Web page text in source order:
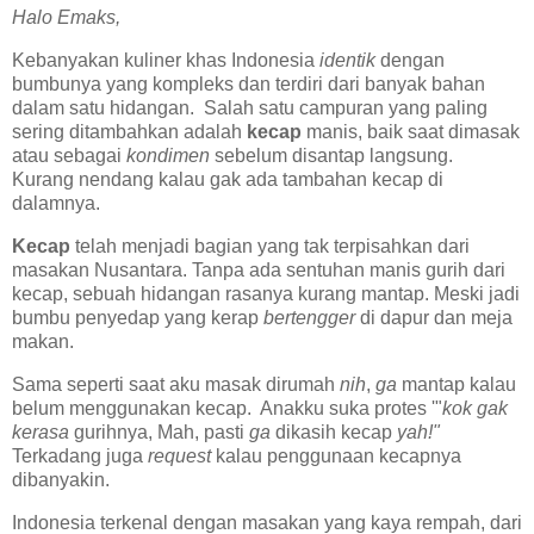
Halo Emaks,
Kebanyakan kuliner khas Indonesia identikdengan
bumbunya yang kompleks dan terdiri dari banyak bahan
dalam satu hidangan. Salah satu campuran yang paling
sering ditambahkan adalah kecap manis, baik saat dimasak
atau sebagai kondimen sebelum disantap langsung.
Kurang nendang kalau gak ada tambahan kecap di
dalamnya.
Kecap telah menjadi bagian yang tak terpisahkan dari
masakan Nusantara. Tanpa ada sentuhan manis gurih dari
kecap, sebuah hidangan rasanya kurang mantap. Meski jadi
bumbu penyedap yang kerap bertenggerdi dapur dan meja
makan.
Sama seperti saat aku masak dirumah nih, ga mantap kalau
belum menggunakan kecap. Anakku suka protes '"kok gak
kerasa gurihnya, Mah, pasti ga dikasih kecap yah!"
Terkadang juga requestkalau penggunaan kecapnya
dibanyakin.
Indonesia terkenal dengan masakan yang kaya rempah, dari